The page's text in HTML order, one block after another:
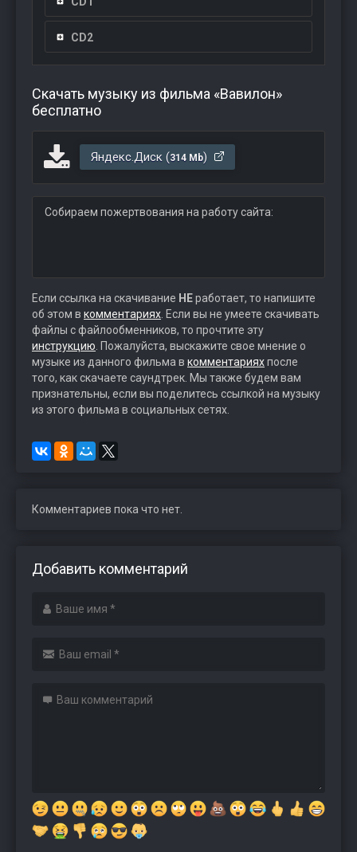
CD2
Скачать музыку из фильма «Вавилон»
бесплатно
Яндекс.Диск (314 Mb)
Собираем пожертвования на работу сайта:
Если ссылка на скачивание НЕработает, то напишите
об этом в комментариях . Если вы не умеете скачивать
файлы с файлообменников, то прочтите эту
инструкцию . Пожалуйста, выскажите свое мнение о
музыке из данного фильма в комментарияхпосле
того, как скачаете саундтрек. Мы также будем вам
признательны, если вы поделитесь ссылкой на музыку
из этого фильма в социальных сетях.
Комментариев пока что нет.
Добавить комментарий